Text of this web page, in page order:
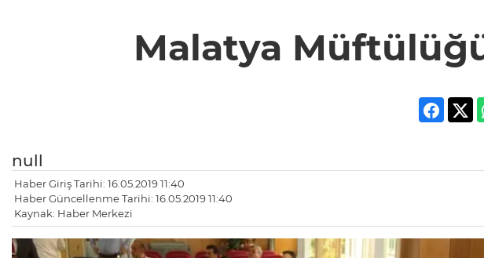
Malatya
null
Haber Giriş Tarihi: 16.05.2019 11:40
Haber Güncellenme Tarihi: 16.05.2019 11:40
Kaynak: Haber Merkezi